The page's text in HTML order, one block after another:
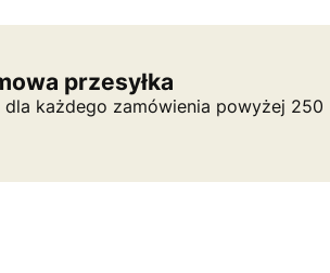
przesyłka
dla każdego zamówienia powyżej 250